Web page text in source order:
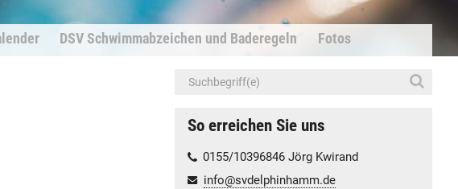
DSV Schwimmabzeichen und Baderegeln Fotos
So erreichen Sie uns
0155/10396846 Jörg Kwirand
info@svdelphinhamm.de